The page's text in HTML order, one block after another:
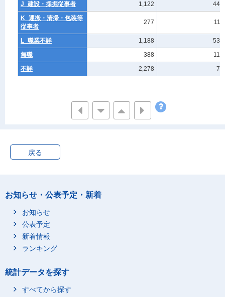
J_建設・採掘従事者 1,122
448
K_運搬・清掃・包装等
従事者
277 111
L_職業不詳 1,188
530
無職
388
110
不詳
2,278 76
戻る
お知らせ・公表予定・新着
お知らせ
公表予定
新着情報
ランキング
統計データを探す
すべてから探す